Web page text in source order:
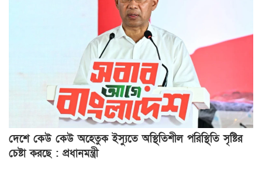
দেশে কেউ কেউ অহেতুক ইস্যুতে অস্থিতিশীল পরিস্থিতি সৃষ্টির
চেষ্টা করছে : প্রধানমন্ত্রী